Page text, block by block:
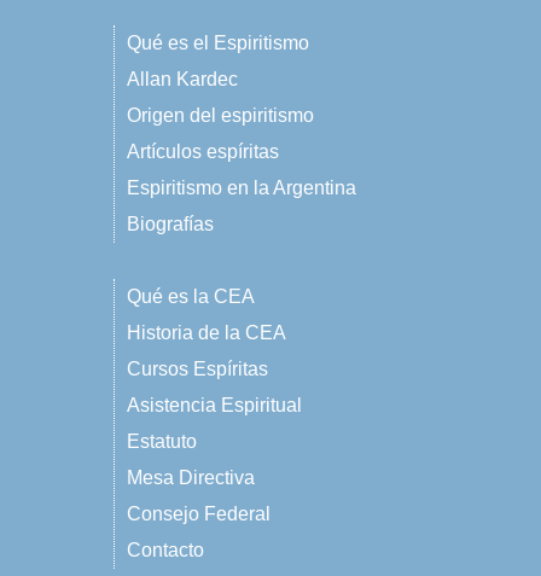
Qué es el Espiritismo
Allan Kardec
Origen del espiritismo
Artículos espíritas
Espiritismo en la Argentina
Biografías
Qué es la CEA
Historia de la CEA
Cursos Espíritas
Asistencia Espiritual
Estatuto
Mesa Directiva
Consejo Federal
Contacto